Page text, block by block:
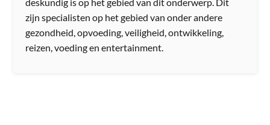
zijn specialisten op het gebied van onder andere
gezondheid, opvoeding, veiligheid, ontwikkeling,
reizen, voeding en entertainment.